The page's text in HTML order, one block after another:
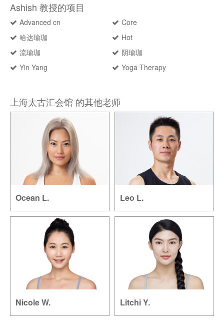
Ashish 教授的项目
Advanced cn
Core
哈达瑜珈
Hot
流瑜珈
阴瑜珈
Yin Yang
Yoga Therapy
上海太古汇会馆 的其他老师
Ocean L. Leo L.
Nicole W. Litchi Y.